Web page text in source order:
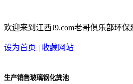
欢迎来到江西J9.com老哥俱乐部环
设为首页 | 收藏网站
生产销售玻璃钢化粪池